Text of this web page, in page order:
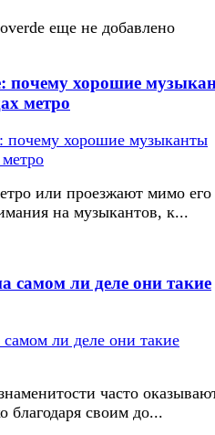
еще не добавлено
почему хорошие
метро
или проезжают мимо его
на музыкантов, к...
самом ли деле они такие
часто
благодаря своим до...